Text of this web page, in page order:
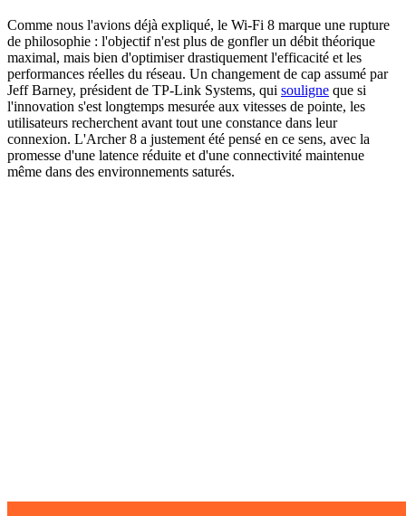
Comme nous l'avions déjà expliqué, le Wi-Fi 8 marque une rupture
de philosophie : l'objectif n'est plus de gonfler un débit théorique
maximal, mais bien d'optimiser drastiquement l'efficacité et les
performances réelles du réseau. Un changement de cap assumé par
Jeff Barney, président de TP-Link Systems, qui souligne que si
l'innovation s'est longtemps mesurée aux vitesses de pointe, les
utilisateurs recherchent avant tout une constance dans leur
connexion. L'Archer 8 a justement été pensé en ce sens, avec la
promesse d'une latence réduite et d'une connectivité maintenue
même dans des environnements saturés.